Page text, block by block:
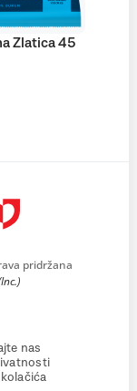
Zlatica 45
pridržana
nas